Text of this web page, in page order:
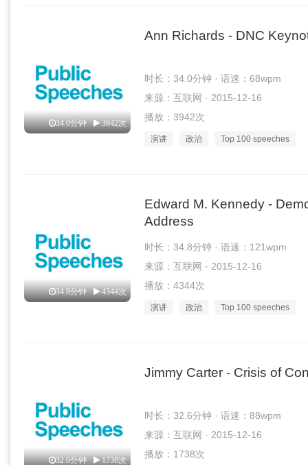
34.0分钟 3942次
Ann Richards - DNC
时长：34.0分钟 · 语速：68wpm
来源：互联网 · 2015-12-16
播放：3942次
演讲 政治 Top 100 speeches
34.8分钟 4344次
Edward M. Kennedy -
Address
时长：34.8分钟 · 语速：121wpm
来源：互联网 · 2015-12-16
播放：4344次
演讲 政治 Top 100 speeches
32.6分钟 1738次
Jimmy Carter - Crisis of
时长：32.6分钟 · 语速：88wpm
来源：互联网 · 2015-12-16
播放：1738次